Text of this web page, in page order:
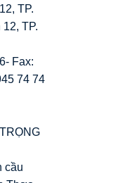
TP.
TP.
Fax:
74 74
cầu